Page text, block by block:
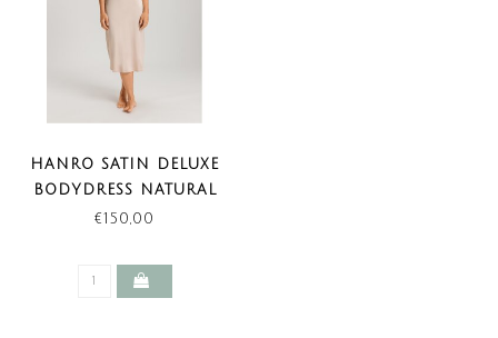
HANRO SATIN DELUXE
BODYDRESS NATURAL
LÄNGE 110 CM
€150,00